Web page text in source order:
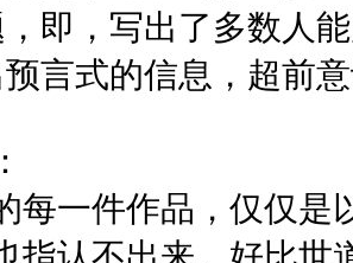
即，写出了多数人
言式的信息，超前
每一件作品，仅仅是